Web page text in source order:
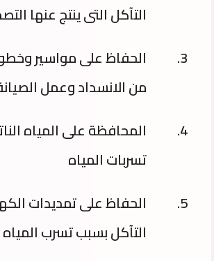
التآكل التى ينتج عنها
الحفاظ على مواسير
من الانسداد وعمل
المحافظة على المياه
تسربات المياه
الحفاظ على تمديدات
التآكل بسبب تسرب المياه